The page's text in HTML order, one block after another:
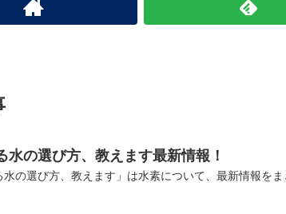
水の選び方、教えます最新情報！
水の選び方、教えます」は水素について、最新情報